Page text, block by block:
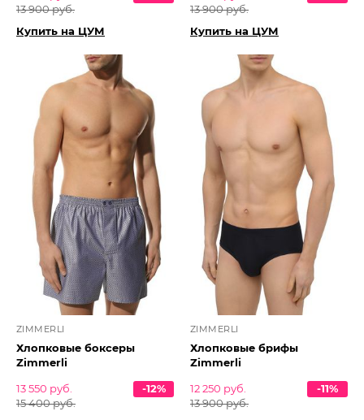
13 900 руб.
Купить на ЦУМ
13 900 руб.
Купить на ЦУМ
ZIMMERLI
Хлопковые боксеры
Zimmerli
13 550 руб.
15 400 руб.
-12%
ZIMMERLI
Хлопковые брифы
Zimmerli
12 250 руб.
13 900 руб.
-11%